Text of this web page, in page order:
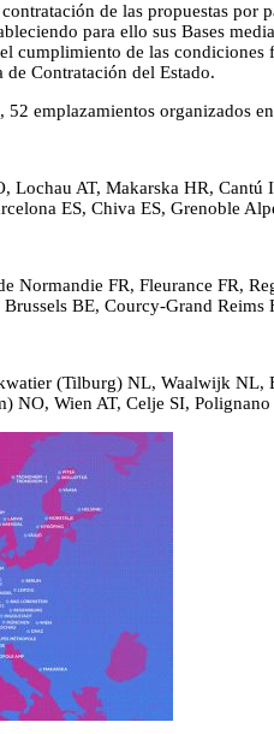
de las propuestas por
para ello sus Bases
cumplimiento de las
Contratación del Estado.
52 emplazamientos organizados
Lochau AT, Makarska HR,
ES, Chiva ES, Grenoble
Normandie FR, Fleurance FR,
BE, Courcy-Grand Reims
(Tilburg) NL, Waalwijk NL,
NO, Wien AT, Celje SI, Polignano